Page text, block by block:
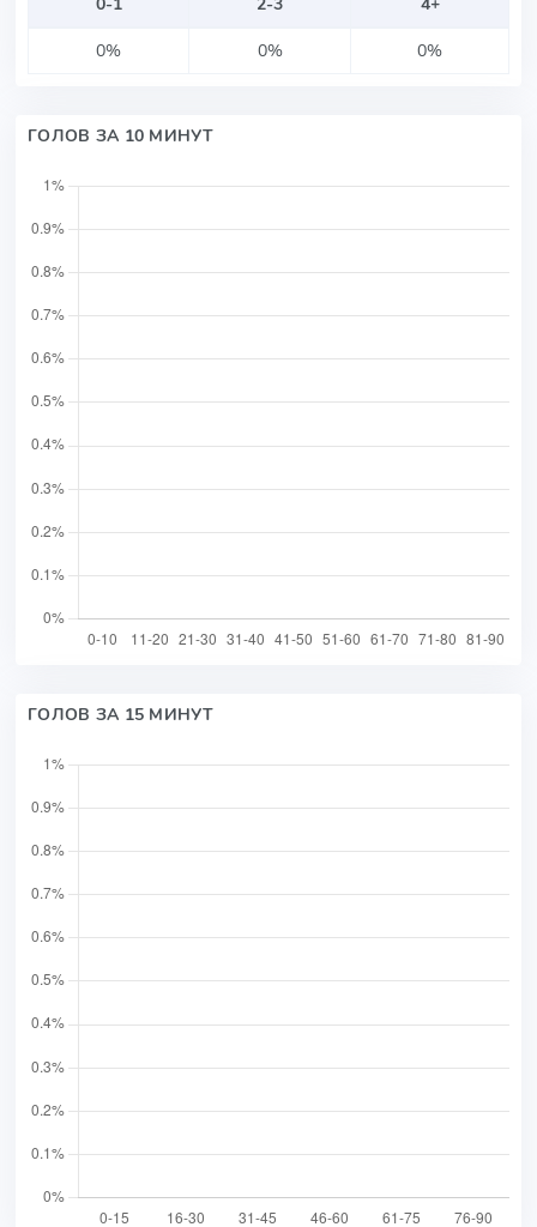
0%
0% 0%
ГОЛОВ ЗА 10 МИНУТ
ГОЛОВ ЗА 15 МИНУТ